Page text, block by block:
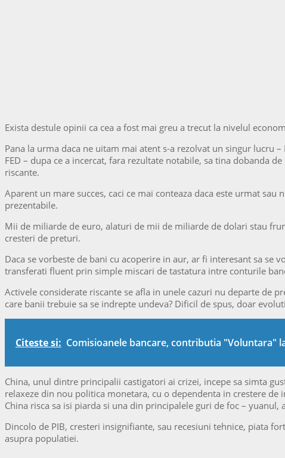
Exista destule opinii ca cea a fost mai greu a trecut la nivelul
Pana la urma daca ne uitam mai atent s-a rezolvat un singur lucru
FED – dupa ce a incercat, fara rezultate notabile, sa tina dobanda
riscante.
Aparent un mare succes, caci ce mai conteaza daca este urmat
prezentabile.
Mii de miliarde de euro, alaturi de mii de miliarde de dolari stau
cresteri de preturi.
Daca se vorbeste de bani cu acoperire in aur, ar fi interesant sa
transferati fluent prin simple miscari de tastatura intre conturile
Activele considerate riscante se afla in unele cazuri nu departe de
care banii trebuie sa se indrepte undeva? Dificil de spus, doar
Citeste si: Comisioanele bancare, contributia "Voluntara"
China, unul dintre principalii castigatori ai crizei, incepe sa simta
relaxeze din nou politica monetara, cu o dependenta in crestere
China risca sa isi piarda si una din principalele guri de foc –
Dincolo de PIB, cresteri insignifiante, sau recesiuni tehnice, piata
asupra populatiei.